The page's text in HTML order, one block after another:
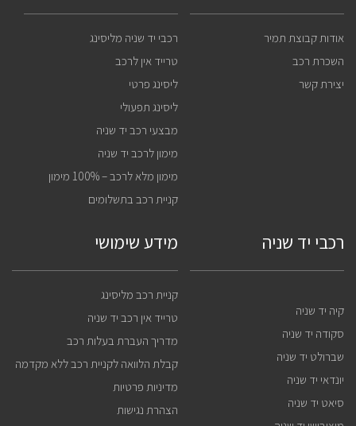
אודות קבוצת תמיר
השכרת רכב
יצירת קשר
רכבי יד שניה מליסינג
טרייד אין לרכב
ליסינג פרטי
ליסינג תפעולי
מבצעי רכב יד שניה
מימון לרכב יד שניה
מימון מלא לרכב – 100% מימון
קניית רכב בתשלומים
רכבי יד שניה
קיה יד שניה
סקודה יד שניה
שברולט יד שניה
יונדאי יד שניה
סיאט יד שניה
מידע שימושי
קניית רכב מליסינג
טרייד אין רכב יד שניה
מדריך העברת בעלות רכב
קבלת הלוואה לקניית רכב ללא מקדמה
מדיניות פרטיות
הצהרת נגישות